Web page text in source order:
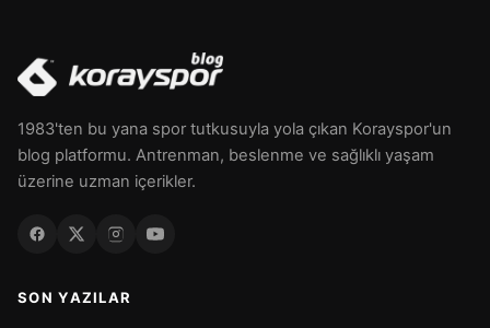
1983'ten bu yana spor tutkusuyla yola çıkan Korayspor'un
blog platformu. Antrenman, beslenme ve sağlıklı yaşam
üzerine uzman içerikler.
SON YAZILAR